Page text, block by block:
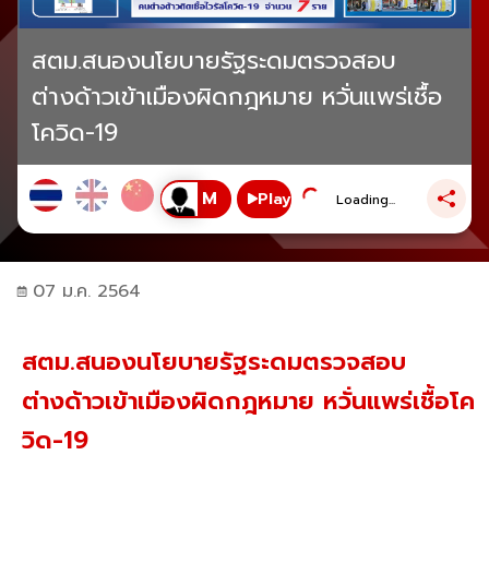
สตม.สนองนโยบายรัฐระดมตรวจสอบ
ต่างด้าวเข้าเมืองผิดกฎหมาย หวั่นแพร่เชื้อ
โควิด-19
Play Loading...
07 ม.ค. 2564
สตม.สนองนโยบายรัฐระดมตรวจสอบ
ต่างด้าวเข้าเมืองผิดกฎหมาย หวั่นแพร่เชื้อโค
วิด-19